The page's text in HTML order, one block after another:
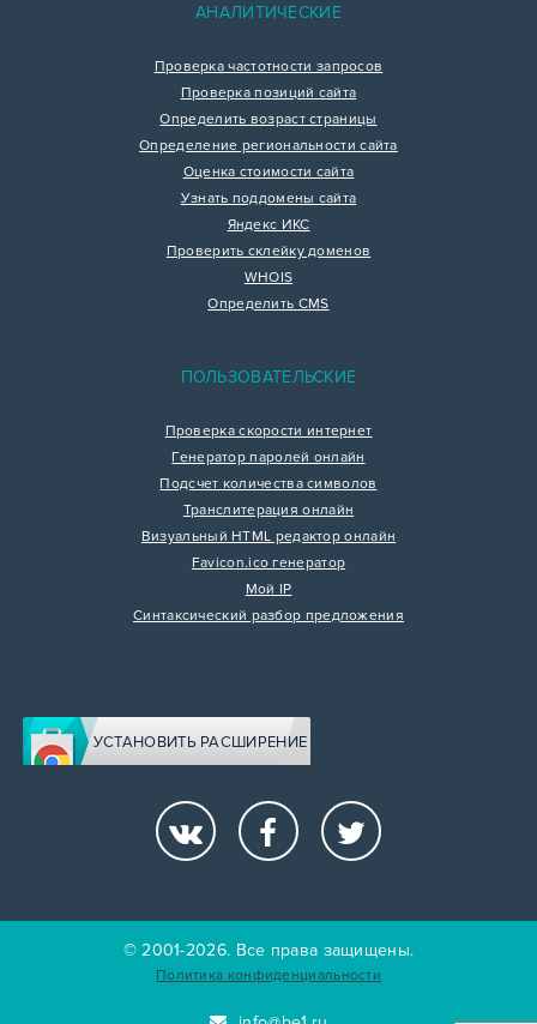
АНАЛИТИЧЕСКИЕ
Проверка частотности запросов
Проверка позиций сайта
Определить возраст страницы
Определение региональности сайта
Оценка стоимости сайта
Узнать поддомены сайта
Яндекс ИКС
Проверить склейку доменов
WHOIS
Определить CMS
ПОЛЬЗОВАТЕЛЬСКИЕ
Проверка скорости интернет
Генератор паролей онлайн
Подсчет количества символов
Транслитерация онлайн
Визуальный HTML редактор онлайн
Favicon.ico генератор
Мой IP
Синтаксический разбор предложения
УСТАНОВИТЬ РАСШИРЕНИЕ
© 2001-2026. Все права защищены.
Политика конфиденциальности